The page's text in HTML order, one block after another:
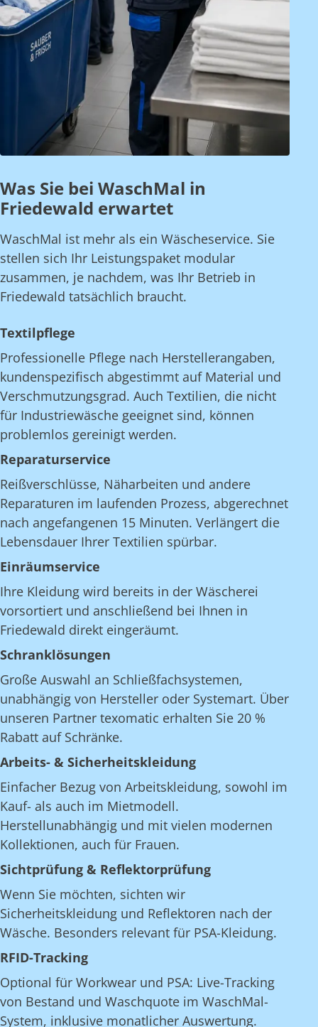
Was Sie bei WaschMal in
Friedewald erwartet
WaschMal ist mehr als ein Wäscheservice. Sie
stellen sich Ihr Leistungspaket modular
zusammen, je nachdem, was Ihr Betrieb in
Friedewald tatsächlich braucht.
Textilpflege
Professionelle Pflege nach Herstellerangaben,
kundenspezifisch abgestimmt auf Material und
Verschmutzungsgrad. Auch Textilien, die nicht
für Industriewäsche geeignet sind, können
problemlos gereinigt werden.
Reparaturservice
Reißverschlüsse, Näharbeiten und andere
Reparaturen im laufenden Prozess, abgerechnet
nach angefangenen 15 Minuten. Verlängert die
Lebensdauer Ihrer Textilien spürbar.
Einräumservice
Ihre Kleidung wird bereits in der Wäscherei
vorsortiert und anschließend bei Ihnen in
Friedewald direkt eingeräumt.
Schranklösungen
Große Auswahl an Schließfachsystemen,
unabhängig von Hersteller oder Systemart. Über
unseren Partner texomatic erhalten Sie 20 %
Rabatt auf Schränke.
Arbeits- & Sicherheitskleidung
Einfacher Bezug von Arbeitskleidung, sowohl im
Kauf- als auch im Mietmodell.
Herstellunabhängig und mit vielen modernen
Kollektionen, auch für Frauen.
Sichtprüfung & Reflektorprüfung
Wenn Sie möchten, sichten wir
Sicherheitskleidung und Reflektoren nach der
Wäsche. Besonders relevant für PSA-Kleidung.
RFID-Tracking
Optional für Workwear und PSA: Live-Tracking
von Bestand und Waschquote im WaschMal-
System, inklusive monatlicher Auswertung.